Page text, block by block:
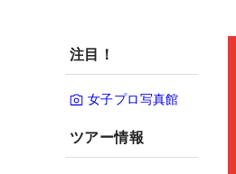
注目！
女子プロ写真館
ツアー情報